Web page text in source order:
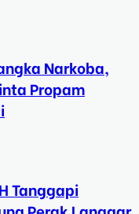
Narkoba,
Propam
Tanggapi